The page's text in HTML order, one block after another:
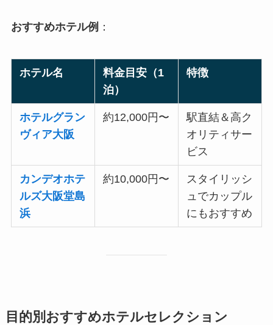
おすすめホテル例 ：
ホテル名
料金目安（1
泊）
特徴
ホテルグラン
ヴィア大阪
約12,000円〜
駅直結＆高ク
オリティサー
ビス
カンデオホテ
ルズ大阪堂島
浜
約10,000円〜
スタイリッシ
ュでカップル
にもおすすめ
目的別おすすめホテルセレクション